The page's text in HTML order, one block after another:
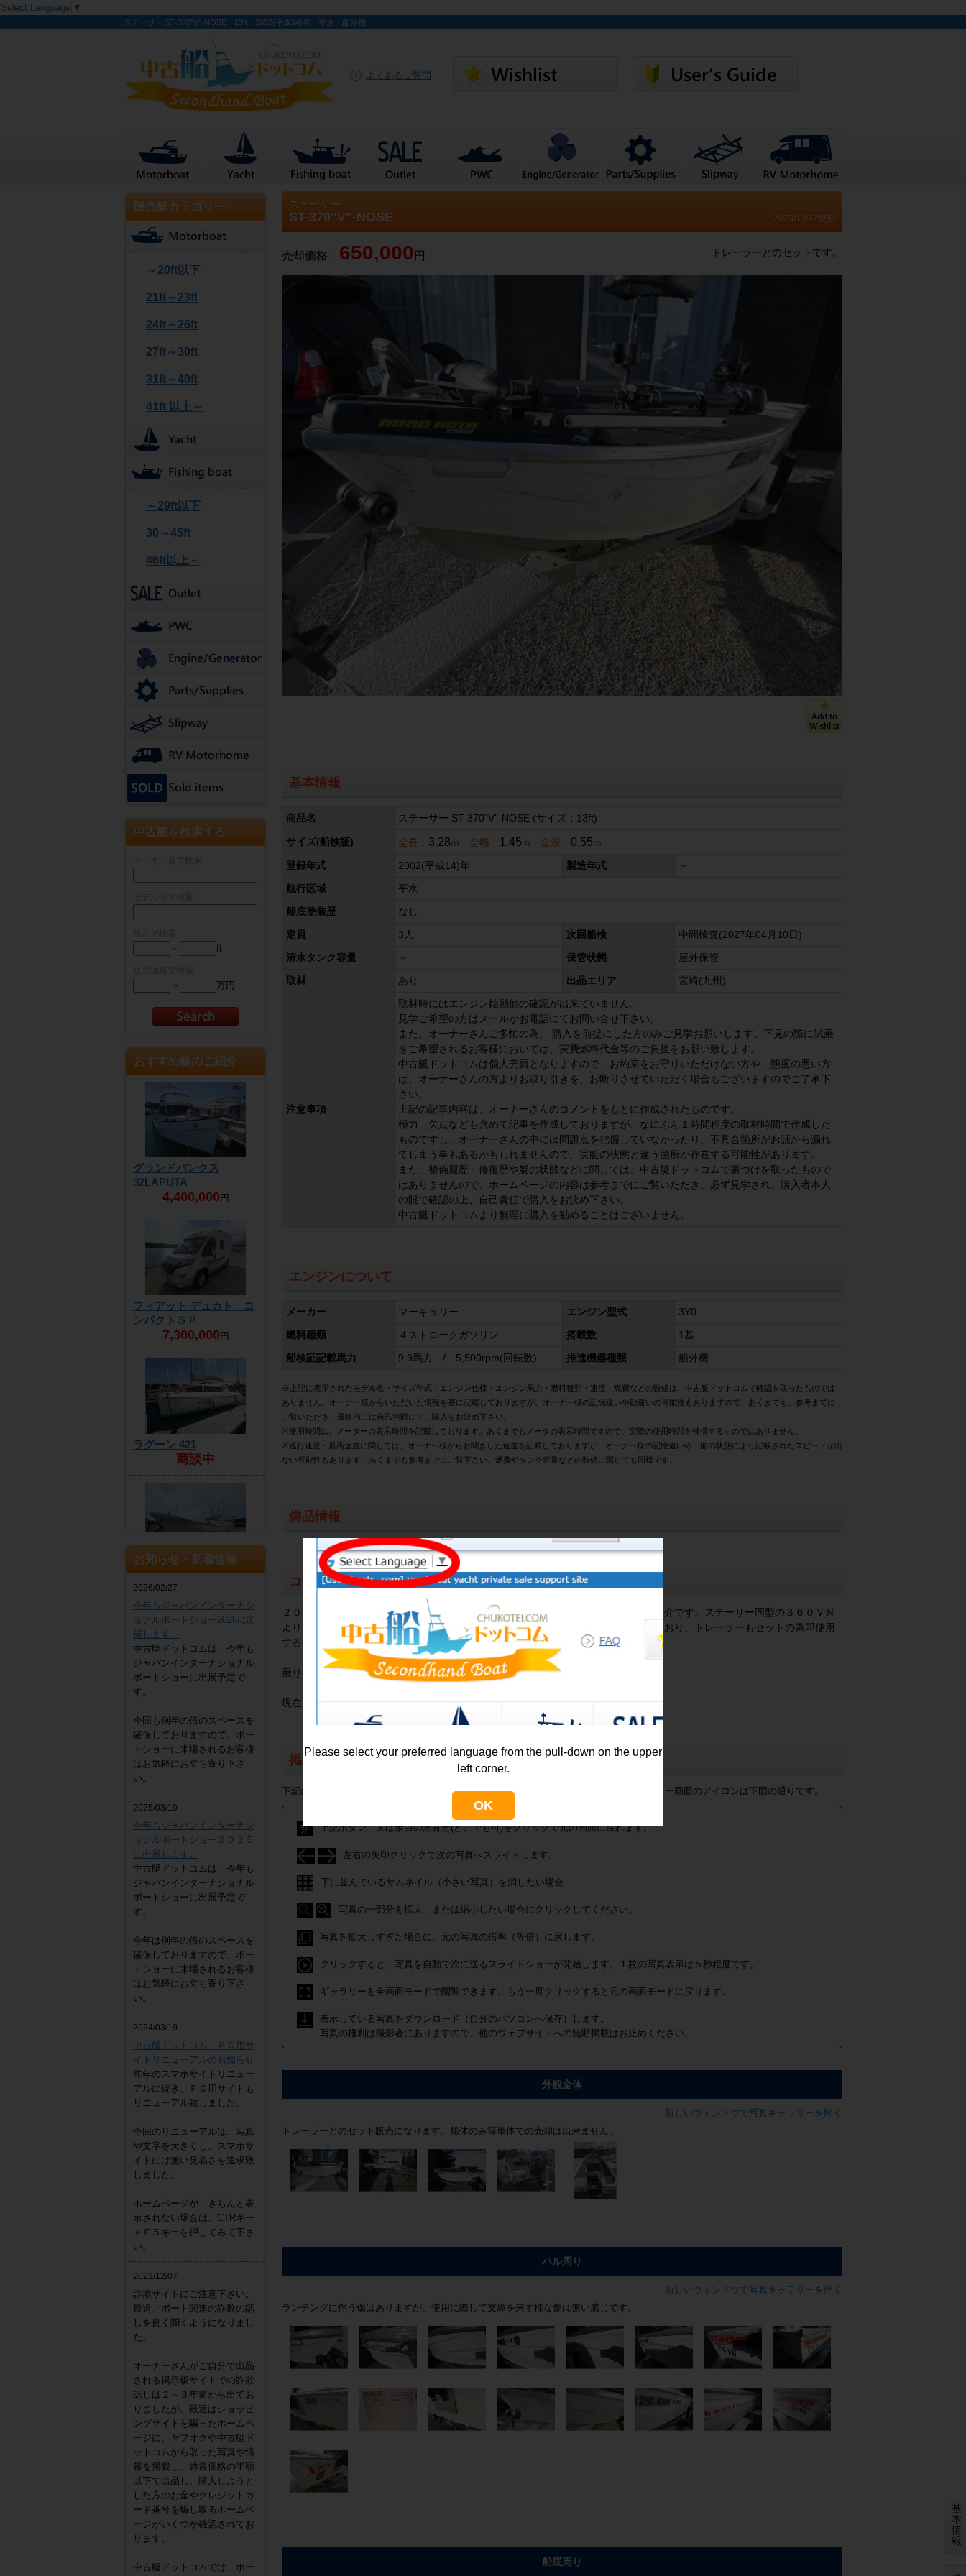
Select Language ▼
ステーサー ST-370"V"-NOSE 13ft 2002(平成14)年 平水 船外機
よくあるご質問
販売艇カテゴリー
～20ft以下
21ft～23ft
24ft～26ft
27ft～30ft
31ft～40ft
41ft 以上～
～29ft以下
30～45ft
46ft以上～
中古艇を検索する
～ ft
～ 万円
おすすめ艇のご紹介
グランドバンクス
32LAPUTA
4,400,000 円
フィアット デュカト コ
ンパクトＳＰ
7,300,000 円
ラグーン 421
商談中
ヤンマー DE30EZ
4,300,000
お知らせ・新着情報
2026/02/27
今年もジャパンインターナシ
ョナルボートショー2026に出
展します。
中古艇ドットコムは、今年も
ジャパンインターナショナル
ボートショーに出展予定で
す。
今回も例年の倍のスペースを
確保しておりますので、ボー
トショーに来場されるお客様
はお気軽にお立ち寄り下さ
い。
2025/03/10
今年もジャパンインターナシ
ョナルボートショー２０２５
に出展します。
中古艇ドットコムは、今年も
ジャパンインターナショナル
ボートショーに出展予定で
す。
今年は例年の倍のスペースを
確保しておりますので、ボー
トショーに来場されるお客様
はお気軽にお立ち寄り下さ
い。
2024/03/19
中古艇ドットコム ＰＣ用サ
イトリニューアルのお知らせ
昨年のスマホサイトリニュー
アルに続き、ＰＣ用サイトも
リニューアル致しました。
今回のリニューアルは、写真
や文字を大きくし、スマホサ
イトには無い見易さを追求致
しました。
ホームページが、きちんと表
示されない場合は、CTRキー
＋Ｆ５キーを押してみて下さ
い。
2023/12/07
詐欺サイトにご注意下さい。
最近、ボート関連の詐欺の話
しを良く聞くようになりまし
た。
オーナーさんがご自分で出品
される掲示板サイトでの詐欺
話しは２～３年前から出てお
りましたが、最近はショッピ
ングサイトを騙ったホームペ
ージに、ヤフオクや中古艇ド
ットコムから取った写真や情
報を掲載し、通常価格の半額
以下で出品し、購入しようと
した方のお金やクレジットカ
ード番号を騙し取るホームペ
ージがいくつか確認されてお
ります。
中古艇ドットコムでは、ホー
ステーサー
ST-370"V"-NOSE 2023/11/12更新
基
本
情
報
売却価格： 650,000 円 トレーラーとのセットです。
基本情報
商品名 ステーサー ST-370"V"-NOSE (サイズ：13ft)
サイズ(船検証) 全長： 3.28m 全幅： 1.45m 全深： 0.55m
登録年式 2002(平成14)年 製造年式
航行区域 平水
船底塗装歴 なし
定員 3人 次回船検 中間検査(2027年04月10日)
清水タンク容量 保管状態 屋外保管
取材 あり 出品エリア 宮崎(九州)
注意事項
取材時にはエンジン始動他の確認が出来ていません。
見学ご希望の方はメールかお電話にてお問い合せ下さい。
また、オーナーさんご多忙の為、 購入を前提にした方のみご見学お願いします。下見の際に試乗
をご希望されるお客様においては、実費燃料代金等のご負担をお願い致します。
中古艇ドットコムは個人売買となりますので、お約束をお守りいただけない方や、態度の悪い方
は、オーナーさんの方よりお取り引きを、お断りさせていただく場合もございますのでご了承下
さい。
上記の記事内容は、オーナーさんのコメントをもとに作成されたものです。
極力、欠点なども含めて記事を作成しておりますが、なにぶん１時間程度の取材時間で作成した
ものですし、オーナーさんの中には問題点を把握していなかったり、不具合箇所がお話から漏れ
てしまう事もあるかもしれませんので、実艇の状態と違う箇所が存在する可能性があります。
また、整備履歴・修復歴や艇の状態などに関しては、中古艇ドットコムで裏づけを取ったもので
はありませんので、ホームページの内容は参考までにご覧いただき、必ず見学され、購入者本人
の眼で確認の上、自己責任で購入をお決め下さい。
中古艇ドットコムより無理に購入を勧めることはございません。
エンジンについて
メーカー マーキュリー エンジン型式 3Y0
燃料種類 ４ストロークガソリン 搭載数 1基
船検証記載馬力 9.9馬力 / 5,500rpm(回転数) 推進機器種類 船外機
※上記に表示されたモデル名・サイズ年式・エンジン仕様・エンジン馬力・燃料種類・速度・燃費などの数値は、中古艇ドットコムで確認を取ったものでは
ありません。オーナー様からいただいた情報を基に記載しておりますが、オーナー様の記憶違いや勘違いの可能性もありますので、あくまでも、参考までに
ご覧いただき、最終的には自己判断にてご購入をお決め下さい。
※使用時間は、メーターの表示時間を記載しております。あくまでもメータの表示時間ですので、実際の使用時間を補償するものではありません。
※巡行速度・最高速度に関しては、オーナー様からお聞きした速度を記載しておりますが、オーナー様の記憶違いや、船の状態により記載されたスピードが出
ない可能性もあります。あくまでも参考までにご覧下さい。燃費やタンク容量などの数値に関しても同様です。
備品情報
コメント
２００２年（平成１４年）進水 オーストラリア製 ステーサー３７０ＶＮ のご紹介です。ステーサー同型の３６０ＶＮ
より船幅が広く全長も長く広々としています。フルデッキ仕様でエレキも装備されており、トレーラーもセットの為即使用
する事が出来ます。
乗り換え理由：海での釣りを始めたためのお乗り換え。
現在オーナ様の方で把握する大きな不具合は無いそうです。
掲載艇写真
下記の写真いずれかをクリックすると、大きなギャラリー画面でご確認頂けます。ギャラリー画面のアイコンは下図の通りです。
上記ボタン、又は余白の黒背景(どこでも可)をクリックで元の画面に戻れます。
左右の矢印クリックで次の写真へスライドします。
下に並んでいるサムネイル（小さい写真）を消したい場合
写真の一部分を拡大、または縮小したい場合にクリックしてください。
写真を拡大しすぎた場合に、元の写真の倍率（等倍）に戻します。
クリックすると、写真を自動で次に送るスライドショーが開始します。１枚の写真表示は５秒程度です。
ギャラリーを全画面モードで閲覧できます。もう一度クリックすると元の画面モードに戻ります。
表示している写真をダウンロード（自分のパソコンへ保存）します。
写真の権利は撮影者にありますので、他のウェブサイトへの無断掲載はお止めください。
外観全体
新しいウィンドウで写真ギャラリーを開く
トレーラーとのセット販売になります。船体のみ等単体での売却は出来ません。
ハル周り
新しいウィンドウで写真ギャラリーを開く
ランチングに伴う傷はありますが、使用に際して支障を来す様な傷は無い感じです。
船底周り
Please select your preferred language from the pull-down on the upper
left corner.
OK